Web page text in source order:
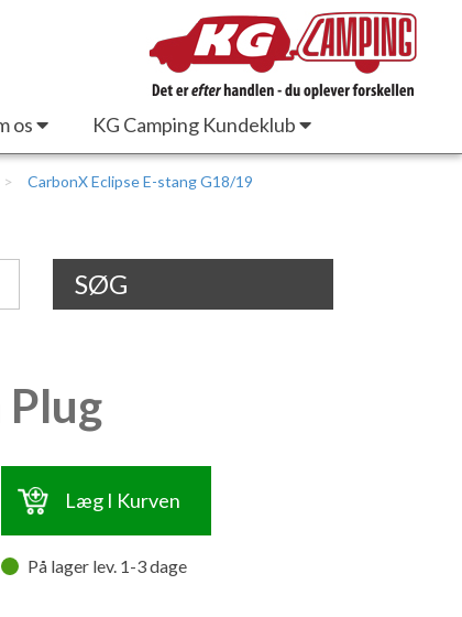
os KG Camping Kundeklub
CarbonX Eclipse E-stang G18/19
SØG
Læg I Kurven
På lager lev. 1-3 dage